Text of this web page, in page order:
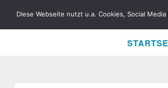
RENÉ BIELA
Diese Webseite nutzt u.a. Cookies, Social